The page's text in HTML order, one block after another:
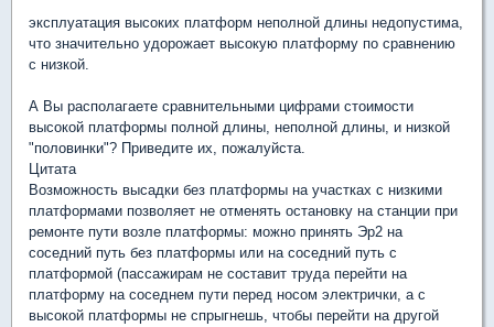
эксплуатация высоких платформ неполной длины недопустима,
что значительно удорожает высокую платформу по сравнению
с низкой.
А Вы располагаете сравнительными цифрами стоимости
высокой платформы полной длины, неполной длины, и низкой
"половинки"? Приведите их, пожалуйста.
Цитата
Возможность высадки без платформы на участках с низкими
платформами позволяет не отменять остановку на станции при
ремонте пути возле платформы: можно принять Эр2 на
соседний путь без платформы или на соседний путь с
платформой (пассажирам не составит труда перейти на
платформу на соседнем пути перед носом электрички, а с
высокой платформы не спрыгнешь, чтобы перейти на другой